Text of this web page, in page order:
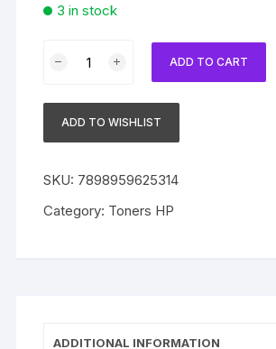
3 in stock
W9061MC
E55040
55040
ADD TO CART
ADD TO WISHLIST
SKU: 7898959625314
Category: Toners HP
ADDITIONAL INFORMATION